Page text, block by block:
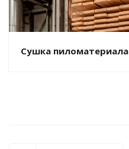
Сушка пиломатериала